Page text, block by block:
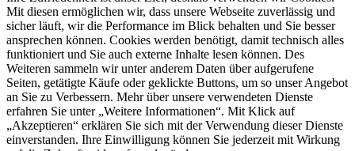
Mit diesen ermöglichen wir, dass unsere Webseite zuverlässig und
sicher läuft, wir die Performance im Blick behalten und Sie besser
ansprechen können. Cookies werden benötigt, damit technisch alles
funktioniert und Sie auch externe Inhalte lesen können. Des
Weiteren sammeln wir unter anderem Daten über aufgerufene
Seiten, getätigte Käufe oder geklickte Buttons, um so unser Angebot
an Sie zu Verbessern. Mehr über unsere verwendeten Dienste
erfahren Sie unter „Weitere Informationen“. Mit Klick auf
„Akzeptieren“ erklären Sie sich mit der Verwendung dieser Dienste
einverstanden. Ihre Einwilligung können Sie jederzeit mit Wirkung